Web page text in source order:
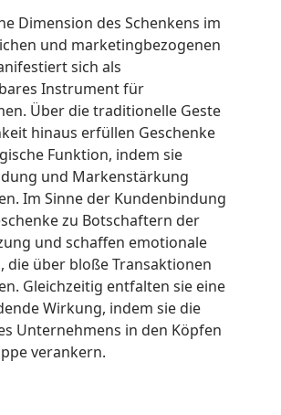
Dimension des Schenkens im
und marketingbezogenen
sich als
Instrument für
Über die traditionelle Geste
hinaus erfüllen Geschenke
Funktion, indem sie
und Markenstärkung
Im Sinne der Kundenbindung
zu Botschaftern der
und schaffen emotionale
die über bloße Transaktionen
Gleichzeitig entfalten sie eine
Wirkung, indem sie die
Unternehmens in den Köpfen
verankern.